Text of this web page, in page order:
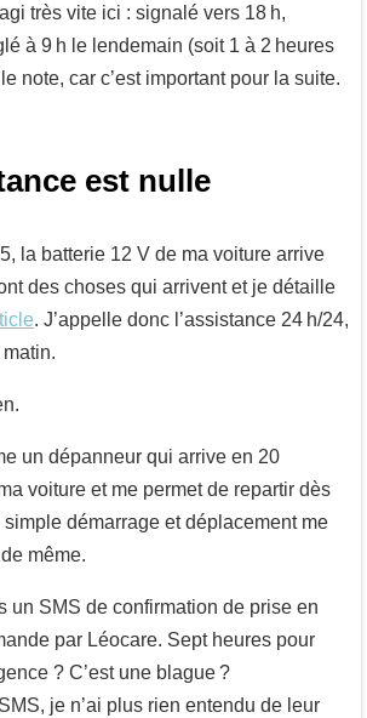
très vite ici : signalé vers 18 h,
à 9 h le lendemain (soit 1 à 2 heures
note, car c’est important pour la suite.
est nulle
la batterie 12 V de ma voiture arrive
des choses qui arrivent et je détaille
. J’appelle donc l’assistance 24 h/24,
un dépanneur qui arrive en 20
voiture et me permet de repartir dès
démarrage et déplacement me
même.
un SMS de confirmation de prise en
par Léocare. Sept heures pour
? C’est une blague ?
je n’ai plus rien entendu de leur